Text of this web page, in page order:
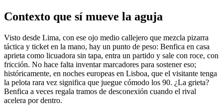
Contexto que sí mueve la aguja
Visto desde Lima, con ese ojo medio callejero que mezcla pizarra
táctica y ticket en la mano, hay un punto de peso: Benfica en casa
aprieta como licuadora sin tapa, entra un partido y sale con roce, con
fricción. No hace falta inventar marcadores para sostener eso;
históricamente, en noches europeas en Lisboa, que el visitante tenga
la pelota rara vez significa que juegue cómodo los 90. ¿La grieta?
Benfica a veces regala tramos de desconexión cuando el rival
acelera por dentro.